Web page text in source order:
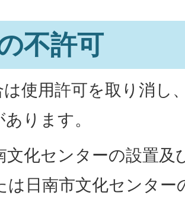
不許可
使用許可を取り消し
ります。
文化センターの設置及
は日南市文化センタ